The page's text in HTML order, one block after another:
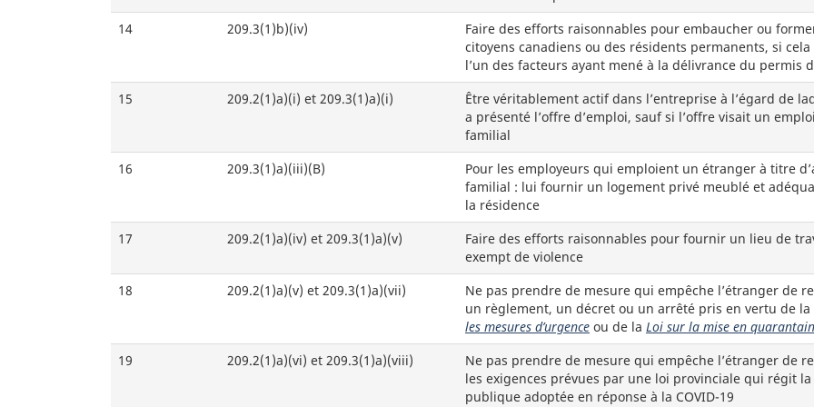
14
209.3(1)b)(iv)
Faire des efforts raisonnables pour embaucher ou
citoyens canadiens ou des résidents permanents, si
l’un des facteurs ayant mené à la délivrance du permis
15
209.2(1)a)(i) et 209.3(1)a)(i)
Être véritablement actif dans l’entreprise à l’égard de
a présenté l’offre d’emploi, sauf si l’offre visait un
familial
16
209.3(1)a)(iii)(B)
Pour les employeurs qui emploient un étranger à titre
familial : lui fournir un logement privé meublé et
la résidence
17
209.2(1)a)(iv) et 209.3(1)a)(v)
Faire des efforts raisonnables pour fournir un lieu de
exempt de violence
18
209.2(1)a)(v) et 209.3(1)a)(vii)
Ne pas prendre de mesure qui empêche l’étranger de
un règlement, un décret ou un arrêté pris en vertu de la
les mesures d’urgence ou de la Loi sur la mise en
19
209.2(1)a)(vi) et 209.3(1)a)(viii)
Ne pas prendre de mesure qui empêche l’étranger de
les exigences prévues par une loi provinciale qui régit
publique adoptée en réponse à la COVID-19